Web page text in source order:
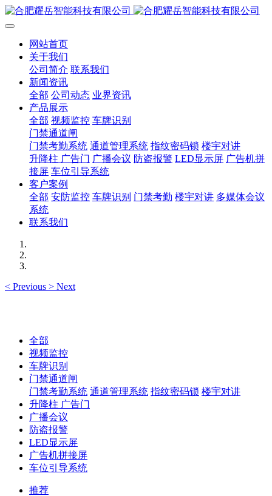
网站首页
关于我们
公司简介 联系我们
新闻资讯
全部 公司动态 业界资讯
产品展示
全部 视频监控 车牌识别
门禁通道闸
门禁考勤系统 通道管理系统 指纹密码锁 楼宇对讲
升降柱 广告门 广播会议 防盗报警 LED显示屏 广告机拼
接屏 车位引导系统
客户案例
全部 安防监控 车牌识别 门禁考勤 楼宇对讲 多媒体会议
系统
联系我们
< Previous > Next
全部
视频监控
车牌识别
门禁通道闸
门禁考勤系统 通道管理系统 指纹密码锁 楼宇对讲
升降柱 广告门
广播会议
防盗报警
LED显示屏
广告机拼接屏
车位引导系统
推荐